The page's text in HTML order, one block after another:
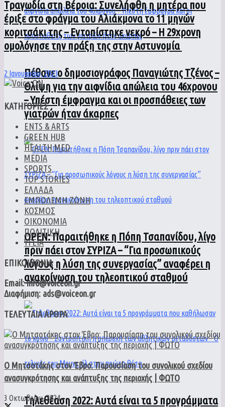
Πέθανε ο δημοσιογράφος Παναγιώτης Τζένος –
Θλίψη για την αιφνίδια απώλεια του 46χρονου
– Υπέστη έμφραγμα και οι προσπάθειες των
γιατρών ήταν άκαρπες
ΟPEN: Παραιτήθηκε η Πόπη Τσαπανίδου, λίγο
πριν πάει στον ΣΥΡΙΖΑ – “Για προσωπικούς
λόγους η λύση της συνεργασίας” αναφέρει η
ανακοίνωση του τηλεοπτικού σταθμού
Τηλεθέαση 2022: Αυτά είναι τα 5 προγράμματα
Τραγωδία στη Βέροια: Συνελήφθη η μητέρα που
έριξε στο φράγμα του Αλιάκμονα το 11 μηνών
κοριτσάκι της – Εντοπίστηκε νεκρό – Η 29χρονη
ομολόγησε την πράξη της στην Αστυνομία
2 Ιανουαρίου, 2023
ΚΑΤΗΓΟΡΙΕΣ
ENTS & ARTS
GREEN HUB
HEALTH MED
MEDIA
SPORTS
TOP STORIES
ΕΛΛΑΔΑ
ΕΜΠΟΛΕΜΗ ΖΩΝΗ
ΚΟΣΜΟΣ
ΟΙΚΟΝΟΜΙΑ
ΠΟΛΙΤΙΚΗ
ΥΓΕΙΑ
ΕΠΙΚΟΙΝΩΝΙΑ
Email: info@voiceon.gr
Διαφήμιση: ads@voiceon.gr
ΤΕΛΕΥΤΑΙΑ ΑΡΘΡΑ
Ο Μητσοτάκης στον Έβρο: Παρουσίαση του συνολικού σχεδίου
ανασυγκρότησης και ανάπτυξης της περιοχής | ΦΩΤΟ
3 Οκτωβρίου, 2024